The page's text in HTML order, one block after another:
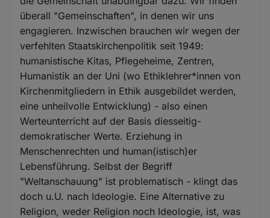
überall "Gemeinschaften", in denen wir uns
engagieren. Inzwischen brauchen wir wegen der
verfehlten Staatskirchenpolitik seit 1949:
humanistische Kitas, Pflegeheime, Zentren,
Humanistik an der Uni (wo Ethiklehrer*innen von
Kirchenmitgliedern in Ethik ausgebildet werden,
eine unheilvolle Entwicklung) - also einen
Werteunterricht auf der Basis diesseitig-
demokratischer Werte. Erziehung in
Menschenrechten und human(istisch)er
Lebensführung. Selbst der Begriff
"Weltanschauung" ist problematisch - klingt das
doch u.U. nach Ideologie. Eine Alternative zu
Religion, weder Religion noch Ideologie, ist, was